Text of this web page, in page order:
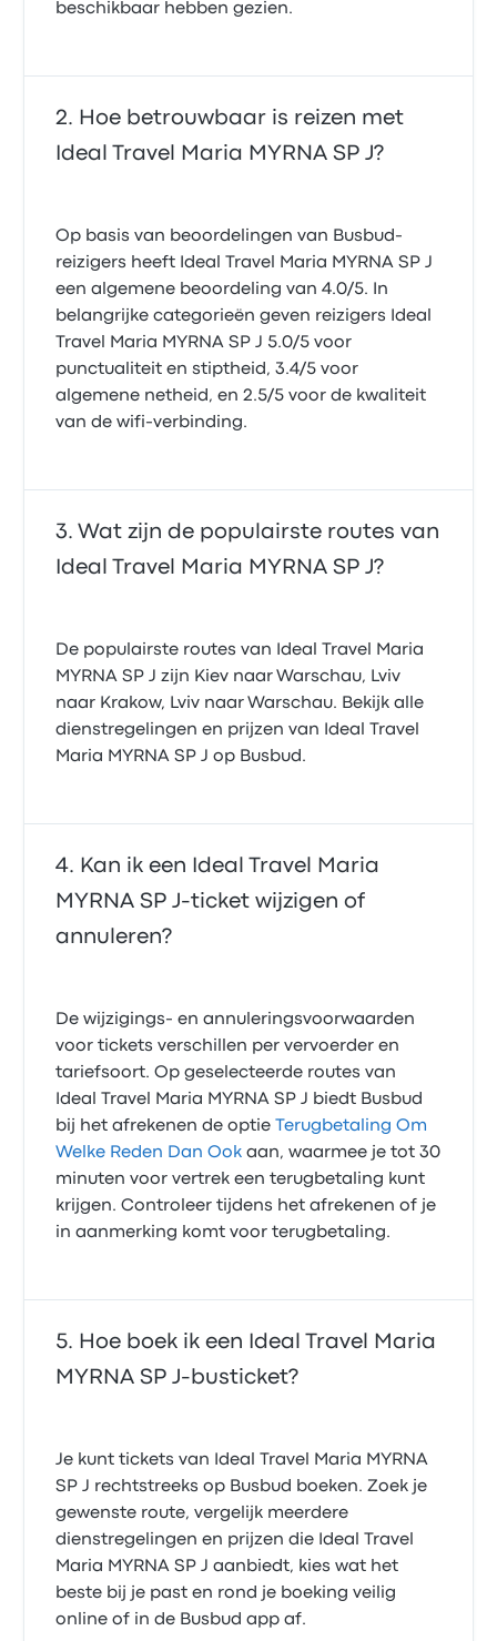
beschikbaar hebben gezien.
Hoe betrouwbaar is reizen met
Ideal Travel Maria MYRNA SP J?
Op basis van beoordelingen van Busbud-
reizigers heeft Ideal Travel Maria MYRNA SP J
een algemene beoordeling van 4.0/5. In
belangrijke categorieën geven reizigers Ideal
Travel Maria MYRNA SP J 5.0/5 voor
punctualiteit en stiptheid, 3.4/5 voor
algemene netheid, en 2.5/5 voor de kwaliteit
van de wifi-verbinding.
Wat zijn de populairste routes van
Ideal Travel Maria MYRNA SP J?
De populairste routes van Ideal Travel Maria
MYRNA SP J zijn Kiev naar Warschau, Lviv
naar Krakow, Lviv naar Warschau. Bekijk alle
dienstregelingen en prijzen van Ideal Travel
Maria MYRNA SP J op Busbud.
Kan ik een Ideal Travel Maria
MYRNA SP J-ticket wijzigen of
annuleren?
De wijzigings- en annuleringsvoorwaarden
voor tickets verschillen per vervoerder en
tariefsoort. Op geselecteerde routes van
Ideal Travel Maria MYRNA SP J biedt Busbud
bij het afrekenen de optie
Terugbetaling Om
Welke Reden Dan Ook aan, waarmee je tot 30
minuten voor vertrek een terugbetaling kunt
krijgen. Controleer tijdens het afrekenen of je
in aanmerking komt voor terugbetaling.
Hoe boek ik een Ideal Travel Maria
MYRNA SP J-busticket?
Je kunt tickets van Ideal Travel Maria MYRNA
SP J rechtstreeks op Busbud boeken. Zoek je
gewenste route, vergelijk meerdere
dienstregelingen en prijzen die Ideal Travel
Maria MYRNA SP J aanbiedt, kies wat het
beste bij je past en rond je boeking veilig
online of in de Busbud app af.